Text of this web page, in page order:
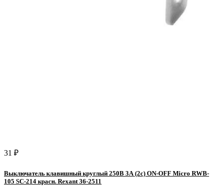
31 ₽
Выключатель клавишный круглый 250В 3А (2с) ON-OFF Micro RWB-
105 SC-214 красн. Rexant 36-2511